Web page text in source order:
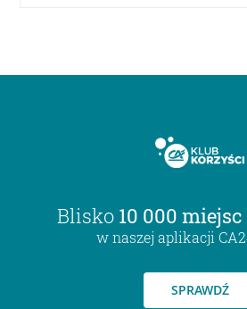
Blisko 10 000 miejsc
w naszej aplikacji
SPRAWDŹ